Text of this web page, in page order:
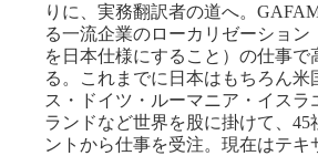
りに、実務翻訳者の道へ。
る一流企業のローカリゼーション
を日本仕様にすること）の仕事で
る。これまでに日本はもちろん米
ス・ドイツ・ルーマニア・イスラ
ランドなど世界を股に掛けて、45
ントから仕事を受注。現在はテキ